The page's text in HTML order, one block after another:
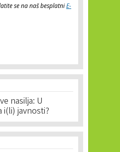
se na naš besplatniE-
nasilja: U
javnosti?